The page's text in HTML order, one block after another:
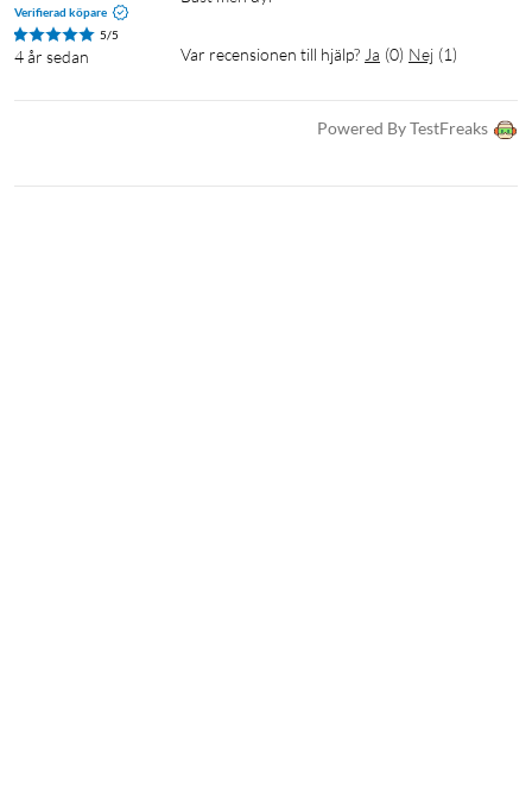
Verifierad köpare
5/5
4 år sedan Var recensionen till hjälp? Ja (0) Nej (1)
Powered By TestFreaks